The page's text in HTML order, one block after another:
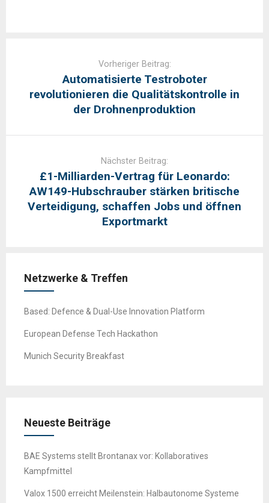
Vorheriger Beitrag:
Automatisierte Testroboter
revolutionieren die Qualitätskontrolle in
der Drohnenproduktion
Nächster Beitrag:
£1-Milliarden-Vertrag für Leonardo:
AW149-Hubschrauber stärken britische
Verteidigung, schaffen Jobs und öffnen
Exportmarkt
Netzwerke & Treffen
Based: Defence & Dual-Use Innovation Platform
European Defense Tech Hackathon
Munich Security Breakfast
Neueste Beiträge
BAE Systems stellt Brontanax vor: Kollaboratives
Kampfmittel
Valox 1500 erreicht Meilenstein: Halbautonome Systeme